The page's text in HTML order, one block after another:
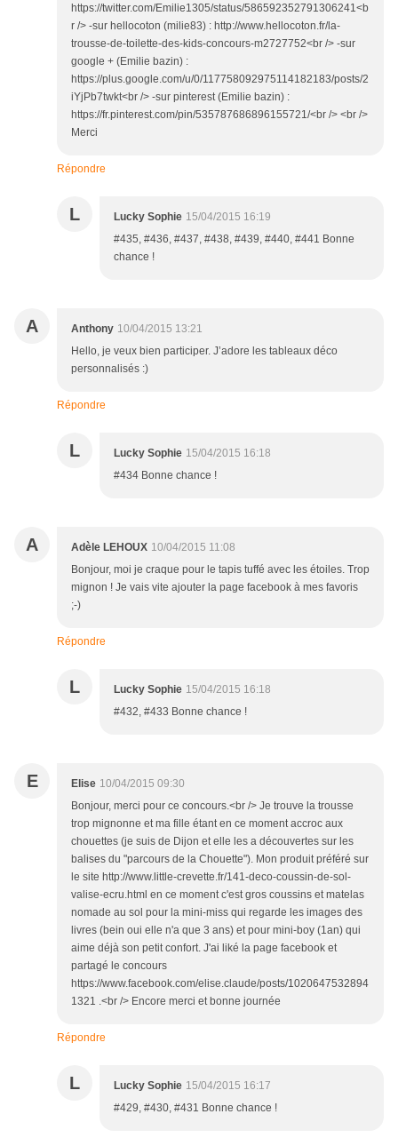
https://twitter.com/Emilie1305/status/586592352791306241<b
r /> -sur hellocoton (milie83) : http://www.hellocoton.fr/la-
trousse-de-toilette-des-kids-concours-m2727752<br /> -sur
google + (Emilie bazin) :
https://plus.google.com/u/0/117758092975114182183/posts/2
iYjPb7twkt<br /> -sur pinterest (Emilie bazin) :
https://fr.pinterest.com/pin/535787686896155721/<br /> <br />
Merci
Répondre
L Lucky Sophie 15/04/2015 16:19
#435, #436, #437, #438, #439, #440, #441 Bonne
chance !
A Anthony 10/04/2015 13:21
Hello, je veux bien participer. J’adore les tableaux déco
personnalisés :)
Répondre
L Lucky Sophie 15/04/2015 16:18
#434 Bonne chance !
A Adèle LEHOUX 10/04/2015 11:08
Bonjour, moi je craque pour le tapis tuffé avec les étoiles. Trop
mignon ! Je vais vite ajouter la page facebook à mes favoris
;-)
Répondre
L Lucky Sophie 15/04/2015 16:18
#432, #433 Bonne chance !
E Elise 10/04/2015 09:30
Bonjour, merci pour ce concours.<br /> Je trouve la trousse
trop mignonne et ma fille étant en ce moment accroc aux
chouettes (je suis de Dijon et elle les a découvertes sur les
balises du "parcours de la Chouette"). Mon produit préféré sur
le site http://www.little-crevette.fr/141-deco-coussin-de-sol-
valise-ecru.html en ce moment c'est gros coussins et matelas
nomade au sol pour la mini-miss qui regarde les images des
livres (bein oui elle n'a que 3 ans) et pour mini-boy (1an) qui
aime déjà son petit confort. J'ai liké la page facebook et
partagé le concours
https://www.facebook.com/elise.claude/posts/1020647532894
1321 .<br /> Encore merci et bonne journée
Répondre
L Lucky Sophie 15/04/2015 16:17
#429, #430, #431 Bonne chance !